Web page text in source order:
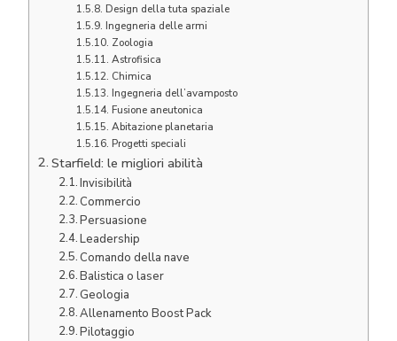
Design della tuta spaziale
Ingegneria delle armi
Zoologia
Astrofisica
Chimica
Ingegneria dell’avamposto
Fusione aneutonica
Abitazione planetaria
Progetti speciali
Starfield: le migliori abilità
Invisibilità
Commercio
Persuasione
Leadership
Comando della nave
Balistica o laser
Geologia
Allenamento Boost Pack
Pilotaggio